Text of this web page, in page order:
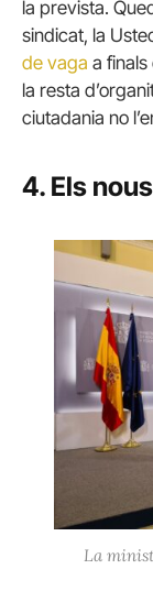
la prevista.
sindicat, la
de vaga a
la resta
ciutadania no
4. Els
La